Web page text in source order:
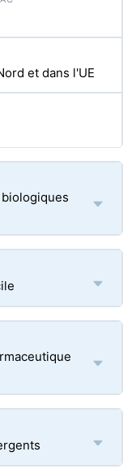
et dans l'UE